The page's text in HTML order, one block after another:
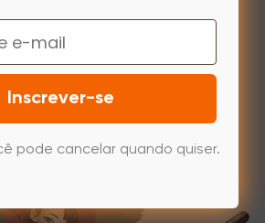
Design de
Inscrever-se
pode cancelar quando quiser.